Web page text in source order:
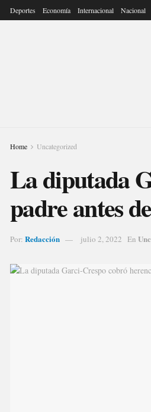
Deportes Economía Internacional Nacional
Home Uncategorized
La diputada
padre antes
Por: Redacción julio 2, 2022 En